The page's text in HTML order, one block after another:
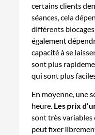
certains clients
séances, cela
différents
également
capacité à se
sont plus
qui sont plus
En moyenne, une
heure. Les prix
sont très
peut fixer